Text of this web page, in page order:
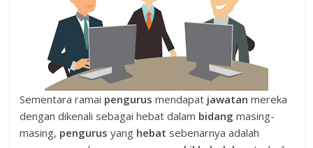
Sementara ramai pengurusmendapat jawatanmereka
dengan dikenali sebagai hebat dalam bidangmasing-
masing, pengurusyang hebatsebenarnya adalah